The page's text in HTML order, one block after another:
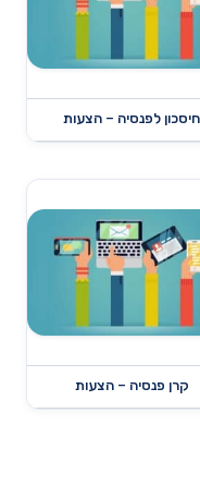
חיסכון לפנסיה – הצעות
קרן פנסיה – הצעות